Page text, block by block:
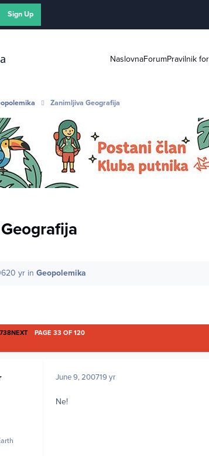
Sign Up
NaslovnaForumPravilnik
Zanimljiva Geografija
20 yrin Geopolemika
38NEXTLAST PAGE
PAGE 33 OF 120
June 9, 200719 yr
Ne!